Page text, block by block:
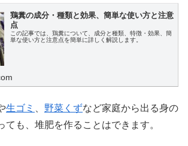
鶏糞の成分・種類と効果、簡単な使い方と注意
点
この記事では、鶏糞について、成分と種類、特徴・効果、簡
単な使い方と注意点を簡単に詳しく解説します。
生ゴミ 野菜くずなど家庭から出る身の
ても、堆肥を作ることはできます。